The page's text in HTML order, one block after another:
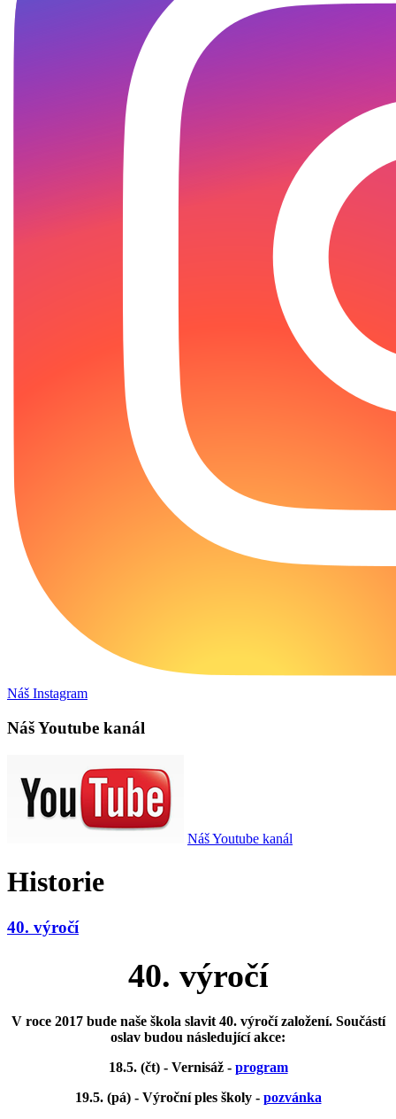
Náš Instagram
Náš Youtube kanál
Náš Youtube kanál
Historie
40. výročí
40. výročí
V roce 2017 bude naše škola slavit 40. výročí založení. Součástí
oslav budou následující akce:
18.5. (čt) - Vernisáž - program
19.5. (pá) - Výroční ples školy - pozvánka